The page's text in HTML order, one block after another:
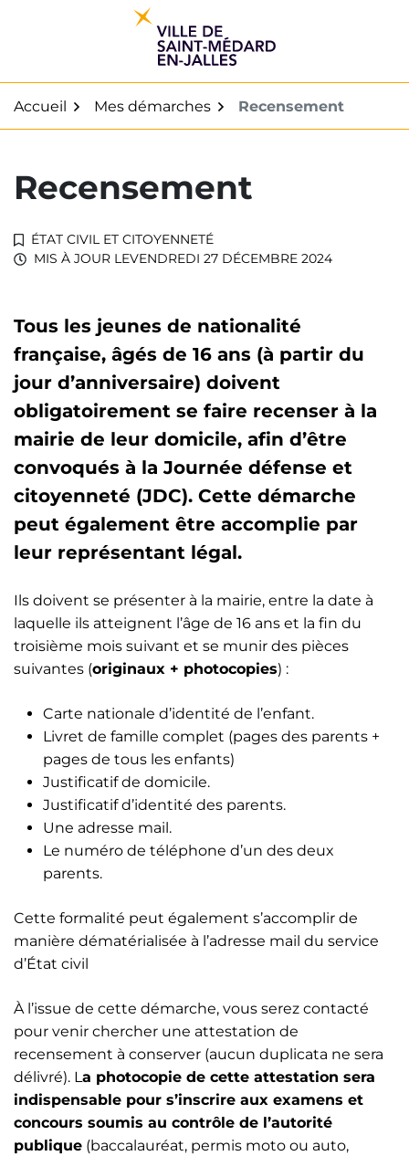
Accueil Mes démarches Recensement
Recensement
ÉTAT CIVIL ET CITOYENNETÉ
MIS À JOUR LEVENDREDI 27 DÉCEMBRE 2024
Tous les jeunes de nationalité
française, âgés de 16 ans (à partir du
jour d’anniversaire) doivent
obligatoirement se faire recenser à la
mairie de leur domicile, afin d’être
convoqués à la Journée défense et
citoyenneté (JDC). Cette démarche
peut également être accomplie par
leur représentant légal.
Ils doivent se présenter à la mairie, entre la date à
laquelle ils atteignent l’âge de 16 ans et la fin du
troisième mois suivant et se munir des pièces
suivantes (originaux + photocopies) :
Carte nationale d’identité de l’enfant.
Livret de famille complet (pages des parents +
pages de tous les enfants)
Justificatif de domicile.
Justificatif d’identité des parents.
Une adresse mail.
Le numéro de téléphone d’un des deux
parents.
Cette formalité peut également s’accomplir de
manière dématérialisée à l’adresse mail du service
d’État civil
À l’issue de cette démarche, vous serez contacté
pour venir chercher une attestation de
recensement à conserver (aucun duplicata ne sera
délivré). La photocopie de cette attestation sera
indispensable pour s’inscrire aux examens et
concours soumis au contrôle de l’autorité
publique (baccalauréat, permis moto ou auto,